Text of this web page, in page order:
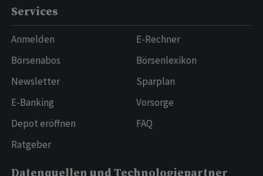
Services
Anmelden
Börsenabos
Newsletter
E-Banking
Depot eröffnen
Ratgeber
E-Rechner
Börsenlexikon
Sparplan
Vorsorge
FAQ